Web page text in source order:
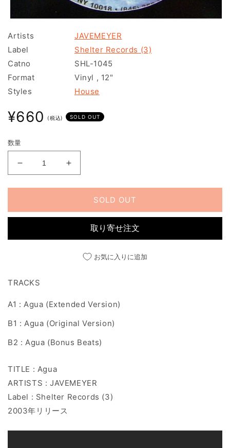
ー
ル
で
メ
デ
ィ
ア
を
開
Artists
JAVEMEYER
Label
Shelter Records (3)
Catno
SHL-1045
Format
Vinyl , 12"
Styles
House
通
常
価
格
¥660 (税込) SOLD OUT
数量
AGUA
を
ら
AGUA
を
や
SOLD OUT
取り寄せ注文
お気に入りに追加
TRACKS
A1 : Agua (Extended Version)
B1 : Agua (Original Version)
B2 : Agua (Bonus Beats)
TITLE : Agua
ARTISTS : JAVEMEYER
Label : Shelter Records (3)
2003年リリース